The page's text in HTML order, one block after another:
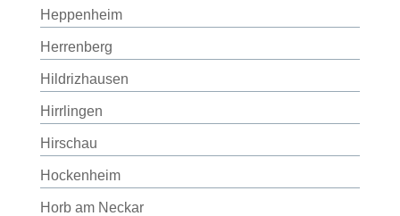
Heppenheim
Herrenberg
Hildrizhausen
Hirrlingen
Hirschau
Hockenheim
Horb am Neckar